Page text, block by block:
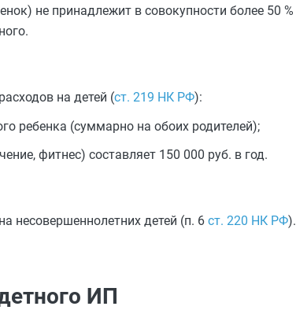
не принадлежит в совокупности более 50 %
на детей (ст. 219 НК РФ):
ребенка (суммарно на обоих родителей);
фитнес) составляет 150 000 руб. в год.
несовершеннолетних детей (п. 6 ст. 220 НК РФ).
ИП